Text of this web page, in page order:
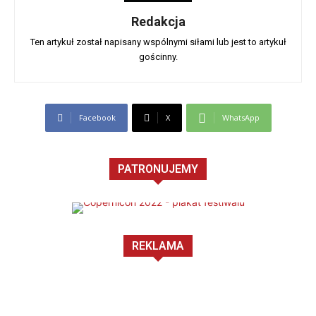
Redakcja
Ten artykuł został napisany wspólnymi siłami lub jest to artykuł
gościnny.
Facebook X WhatsApp
PATRONUJEMY
REKLAMA